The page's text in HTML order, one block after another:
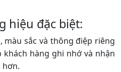
hiệu đặc biệt:
màu sắc và thông điệp riêng
khách hàng ghi nhớ và nhận
hơn.